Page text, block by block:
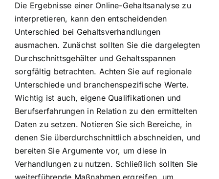
Die Ergebnisse einer Online-Gehaltsanalyse zu
interpretieren, kann den entscheidenden
Unterschied bei Gehaltsverhandlungen
ausmachen. Zunächst sollten Sie die dargelegten
Durchschnittsgehälter und Gehaltsspannen
sorgfältig betrachten. Achten Sie auf regionale
Unterschiede und branchenspezifische Werte.
Wichtig ist auch, eigene Qualifikationen und
Berufserfahrungen in Relation zu den ermittelten
Daten zu setzen. Notieren Sie sich Bereiche, in
denen Sie überdurchschnittlich abschneiden, und
bereiten Sie Argumente vor, um diese in
Verhandlungen zu nutzen. Schließlich sollten Sie